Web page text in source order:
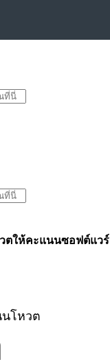
ตให้คะแนนซอฟต์แวร์
โหวต